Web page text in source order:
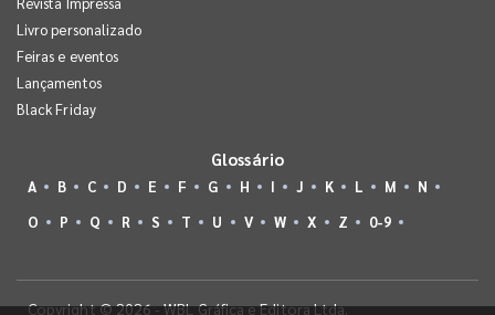
Livro personalizado
Feiras e eventos
Lançamentos
Black Friday
Glossário
A B C D E F G H I J K L M
N
O
P Q R S T U V W X Z 0-9
Copyright © 2026 - WBL Gráfica e Editora Ltda.